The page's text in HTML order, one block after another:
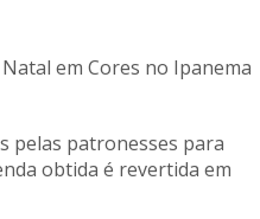
em Cores no Ipanema
pelas patronesses para
obtida é revertida em